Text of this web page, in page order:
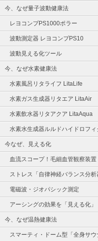
今、なぜ量子波動健康法
レヨコンプPS1000ポラー
波動測定器 レヨコンプPS10
波動見える化ツール
今、なぜ水素健康法
水素風呂リタライフ LitaLife
水素ガス生成器リタエア LitaAir
水素飲水器リタアクア LitaAqua
水素水生成器ルルドハイドロフィ
今なぜ、見える化
血流スコープ！毛細血管観察装置
ストレス「自律神経バランス分析
電磁波・ジオパシック測定
アーシングの効果を「見える化」
今、なぜ温熱健康法
スマーティ・ドーム型「全身サウ